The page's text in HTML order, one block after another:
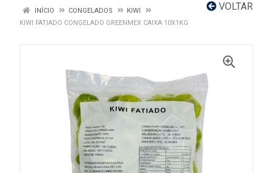
VOLTAR
INÍCIO CONGELADOS
KIWI
KIWI FATIADO CONGELADO GREENMEX CAIXA 10X1KG